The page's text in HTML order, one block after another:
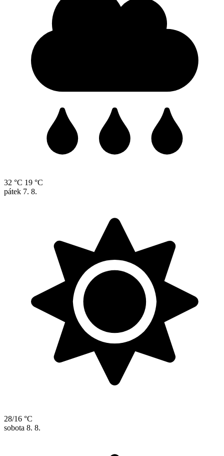
32 °C 19 °C
pátek 7. 8.
28/16 °C
sobota 8. 8.